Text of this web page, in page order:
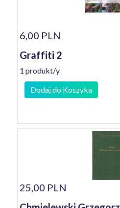
6,00 PLN
Graffiti 2
1 produkt/y
Dodaj do Koszyka
25,00 PLN